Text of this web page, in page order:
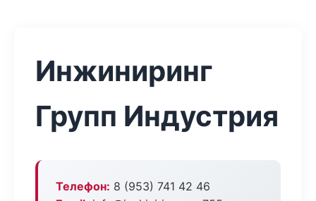
Инжиниринг
Групп Индустрия
Телефон: 8 (953) 741 42 46